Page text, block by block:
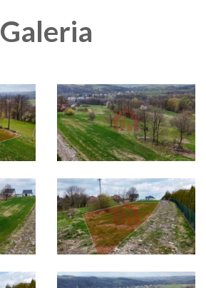
Galeria